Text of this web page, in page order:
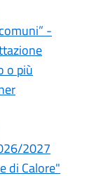
-
o più
2027
di Calore"